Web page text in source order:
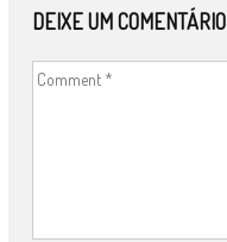
DEIXE UM COMENTÁRIO